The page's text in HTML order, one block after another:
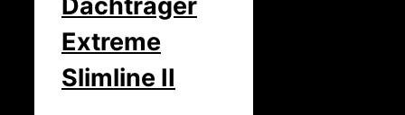
Extreme
Slimline II